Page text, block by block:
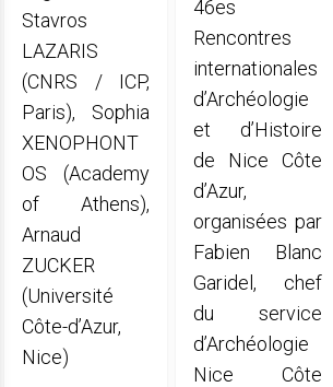
Stavros
LAZARIS
(CNRS / ICP,
Paris), Sophia
XENOPHONT
OS (Academy
of Athens),
Arnaud
ZUCKER
(Université
Côte-d’Azur,
Nice)
46es
Rencontres
internationales
d’Archéologie
et d’Histoire
de Nice Côte
d’Azur,
organisées par
Fabien Blanc
Garidel, chef
du service
d’Archéologie
Nice Côte